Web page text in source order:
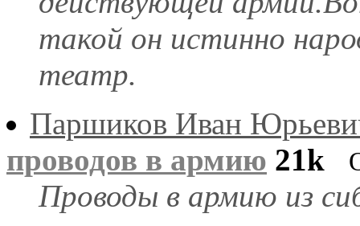
такой он истинно
театр.
Паршиков Иван
проводов в армию 21k
Проводы в армию из